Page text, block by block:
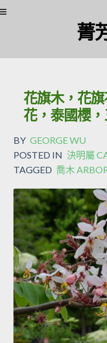
菁
花旗木，花
花，泰國櫻
BY GEORGE WU
POSTED IN 決明屬
TAGGED 喬木